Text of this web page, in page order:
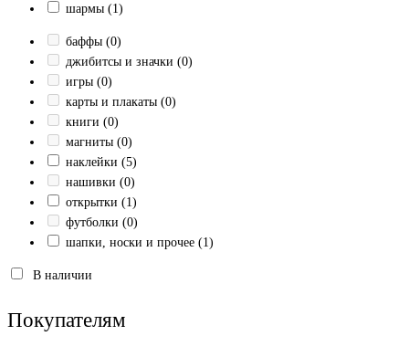
шармы (1)
баффы (0)
джибитсы и значки (0)
игры (0)
карты и плакаты (0)
книги (0)
магниты (0)
наклейки (5)
нашивки (0)
открытки (1)
футболки (0)
шапки, носки и прочее (1)
В наличии
Покупателям